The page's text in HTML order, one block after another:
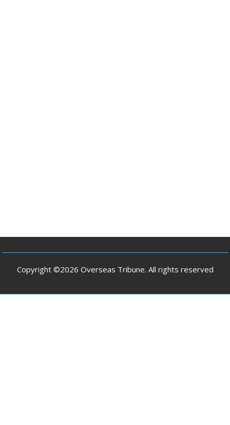
Copyright ©2026 Overseas Tribune. All rights reserved